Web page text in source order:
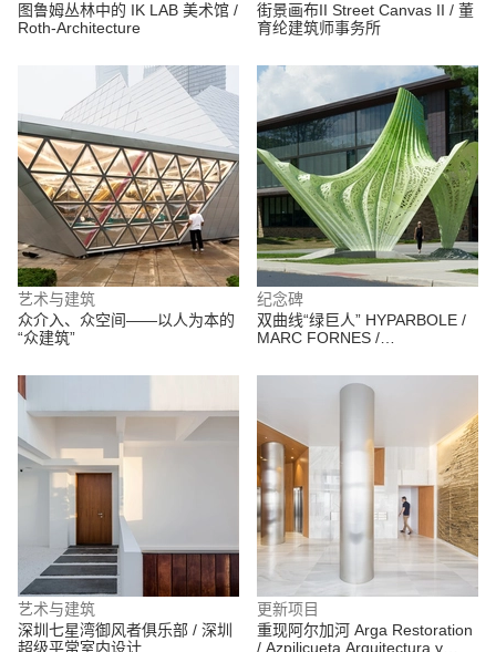
图鲁姆丛林中的 IK LAB 美术馆 /
Roth-Architecture
街景画布II Street Canvas II / 董
育纶建筑师事务所
艺术与建筑
众介入、众空间——以人为本的
“众建筑”
纪念碑
双曲线“绿巨人” HYPARBOLE /
MARC FORNES /
艺术与建筑
深圳七星湾御风者俱乐部 / 深圳
超级平常室内设计
更新项目
重现阿尔加河 Arga Restoration
/ Azpilicueta Arquitectura y